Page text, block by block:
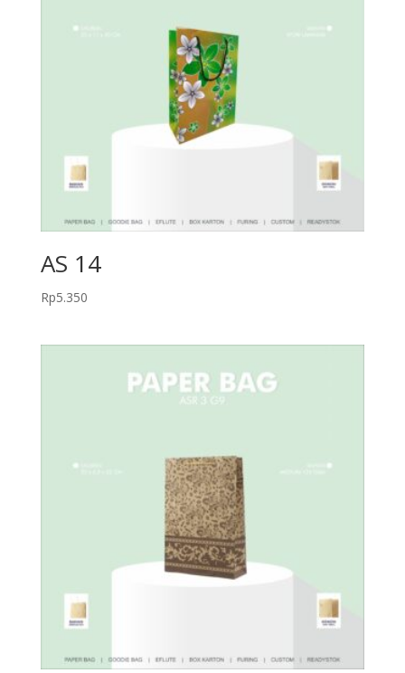
AS 14
Rp5.350